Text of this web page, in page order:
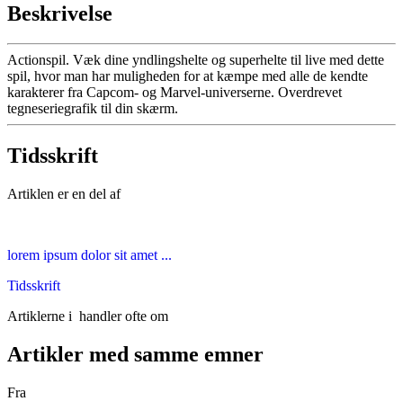
Beskrivelse
Actionspil. Væk dine yndlingshelte og superhelte til live med dette
spil, hvor man har muligheden for at kæmpe med alle de kendte
karakterer fra Capcom- og Marvel-universerne. Overdrevet
tegneseriegrafik til din skærm.
Tidsskrift
Artiklen er en del af
lorem ipsum dolor sit amet ...
Tidsskrift
Artiklerne i handler ofte om
Artikler med samme emner
Fra